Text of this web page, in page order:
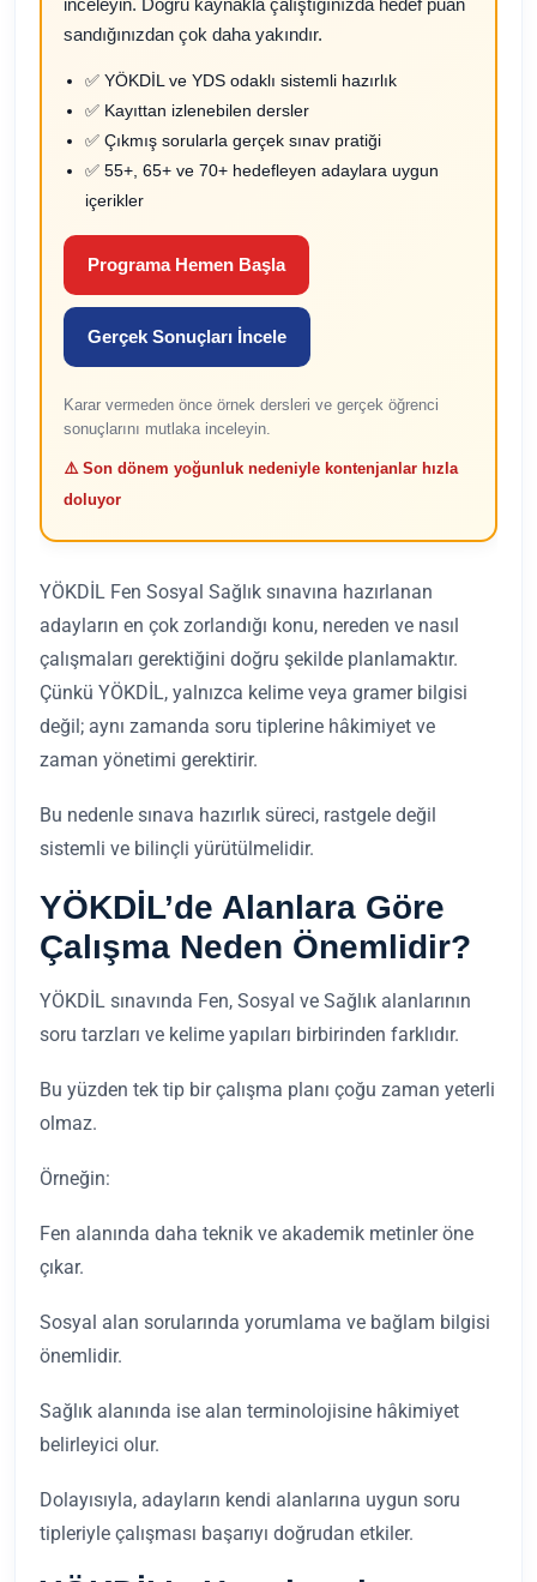
inceleyin. Doğru kaynakla çalıştığınızda hedef puan
sandığınızdan çok daha yakındır.
✅ YÖKDİL ve YDS odaklı sistemli hazırlık
✅ Kayıttan izlenebilen dersler
✅ Çıkmış sorularla gerçek sınav pratiği
✅ 55+, 65+ ve 70+ hedefleyen adaylara uygun
içerikler
Programa Hemen Başla
Gerçek Sonuçları İncele
Karar vermeden önce örnek dersleri ve gerçek öğrenci
sonuçlarını mutlaka inceleyin.
⚠️ Son dönem yoğunluk nedeniyle kontenjanlar hızla
doluyor
YÖKDİL Fen Sosyal Sağlık sınavına hazırlanan
adayların en çok zorlandığı konu, nereden ve nasıl
çalışmaları gerektiğini doğru şekilde planlamaktır.
Çünkü YÖKDİL, yalnızca kelime veya gramer bilgisi
değil; aynı zamanda soru tiplerine hâkimiyet ve
zaman yönetimi gerektirir.
Bu nedenle sınava hazırlık süreci, rastgele değil
sistemli ve bilinçli yürütülmelidir.
YÖKDİL’de Alanlara Göre
Çalışma Neden Önemlidir?
YÖKDİL sınavında Fen, Sosyal ve Sağlık alanlarının
soru tarzları ve kelime yapıları birbirinden farklıdır.
Bu yüzden tek tip bir çalışma planı çoğu zaman yeterli
olmaz.
Örneğin:
Fen alanında daha teknik ve akademik metinler öne
çıkar.
Sosyal alan sorularında yorumlama ve bağlam bilgisi
önemlidir.
Sağlık alanında ise alan terminolojisine hâkimiyet
belirleyici olur.
Dolayısıyla, adayların kendi alanlarına uygun soru
tipleriyle çalışması başarıyı doğrudan etkiler.